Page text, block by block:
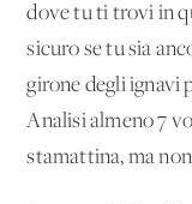
dove tu ti trovi in
sicuro se tu sia
girone degli ignavi
Analisi almeno 7
stamattina, ma